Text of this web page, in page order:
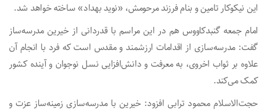
این نیکوکار تامین و بنام فرزند مرحومش، «نوید بهداد» ساخته خواهد شد.
امام جمعه گنبدکاووس هم در این مراسم با قدردانی از خیرین مدرسه‌ساز
گفت: مدرسه‌سازی از اقدامات ارزشمند و مقدس است که فرد با انجام آن
علاوه بر ثواب اخروی، به معرفت و دانش‌افزایی نسل نوجوان و آینده کشور
کمک می‌کند.
حجت‌الاسلام محمود ترابی افزود: خیرین با مدرسه‌سازی زمینه‌ساز عزت و